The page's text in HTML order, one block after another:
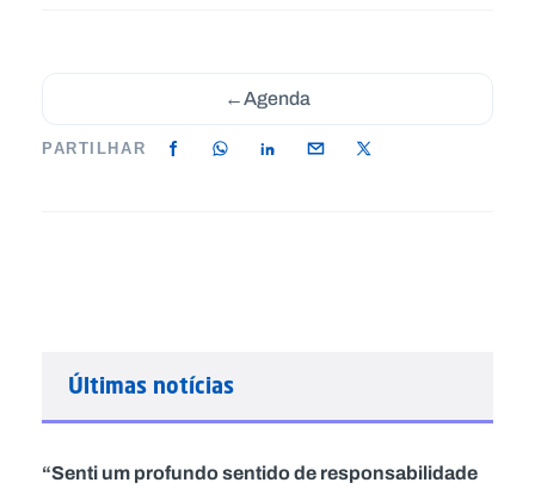
←Agenda
PARTILHAR
Últimas notícias
“Senti um profundo sentido de responsabilidade